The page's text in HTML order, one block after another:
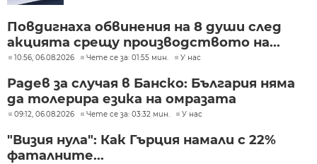
Повдигнаха обвинения на 8 души след
акцията срещу производството на...
10:56, 06.08.2026 Чете се за: 01:55 мин. У нас
Радев за случая в Банско: България няма
да толерира езика на омразата
09:12, 06.08.2026 Чете се за: 03:32 мин. У нас
"Визия нула": Как Гърция намали с 22%
фаталните...